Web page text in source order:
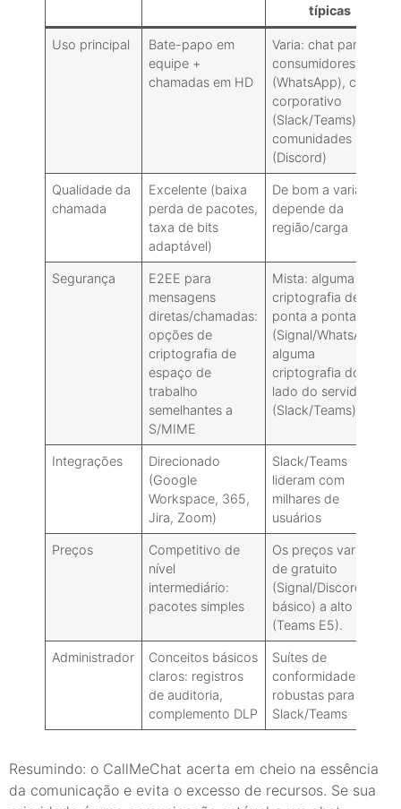
típicas
Uso principal
Bate-papo em
equipe +
chamadas em HD
Varia: chat para
consumidores
(WhatsApp), chat
corporativo
(Slack/Teams),
comunidades
(Discord)
Qualidade da
chamada
Excelente (baixa
perda de pacotes,
taxa de bits
adaptável)
De bom a variável,
depende da
região/carga
Segurança
E2EE para
mensagens
diretas/chamadas:
opções de
criptografia de
espaço de
trabalho
semelhantes a
S/MIME
Mista: alguma
criptografia de
ponta a ponta
(Signal/WhatsApp),
alguma
criptografia do
lado do servidor
(Slack/Teams)
Integrações
Direcionado
(Google
Workspace, 365,
Jira, Zoom)
Slack/Teams
lideram com
milhares de
usuários
Preços
Competitivo de
nível
intermediário:
pacotes simples
Os preços variam
de gratuito
(Signal/Discord
básico) a alto
(Teams E5).
Administrador
Conceitos básicos
claros: registros
de auditoria,
complemento DLP
Suítes de
conformidade mais
robustas para
Slack/Teams
Resumindo: o CallMeChat acerta em cheio na essência
da comunicação e evita o excesso de recursos. Se sua